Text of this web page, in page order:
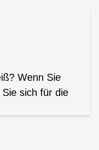
Wenn Sie
sich für die